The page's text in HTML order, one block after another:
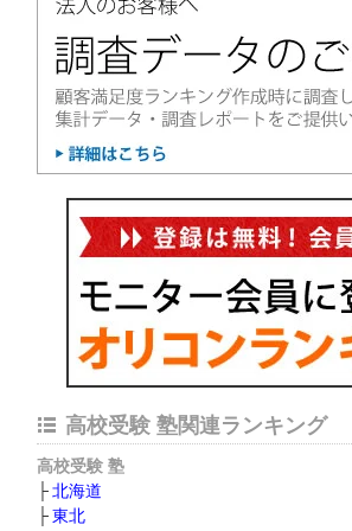
高校受験 塾関連ランキング
高校受験 塾
北海道
東北